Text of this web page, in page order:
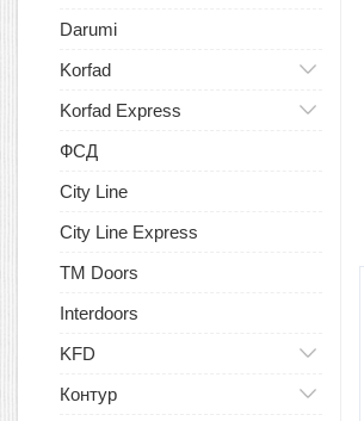
Darumi
Korfad
Korfad Express
ФСД
City Line
City Line Express
TM Doors
Interdoors
KFD
Контур